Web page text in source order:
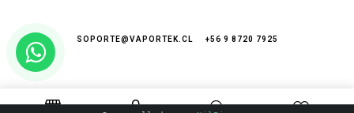
SOPORTE@VAPORTEK.CL +56 9 8720 7925